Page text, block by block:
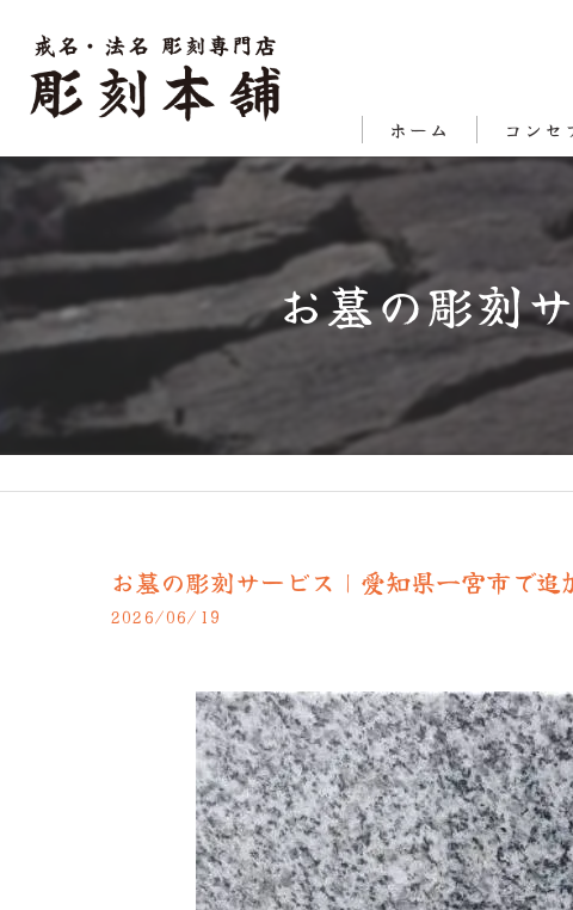
ホーム コンセ
代表あい
対応エリア
お墓の彫刻
お墓の彫刻サービス｜愛知県一宮市で追
2026/06/19